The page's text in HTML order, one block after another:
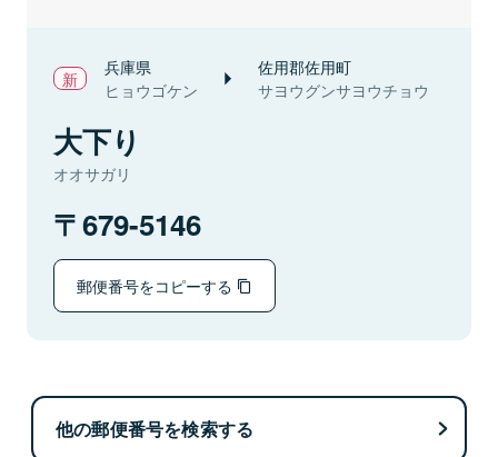
兵庫県
ヒョウゴケン
佐用郡佐用町
サヨウグンサヨウチョウ
大下り
オオサガリ
679-5146
郵便番号をコピーする
他の郵便番号を検索する